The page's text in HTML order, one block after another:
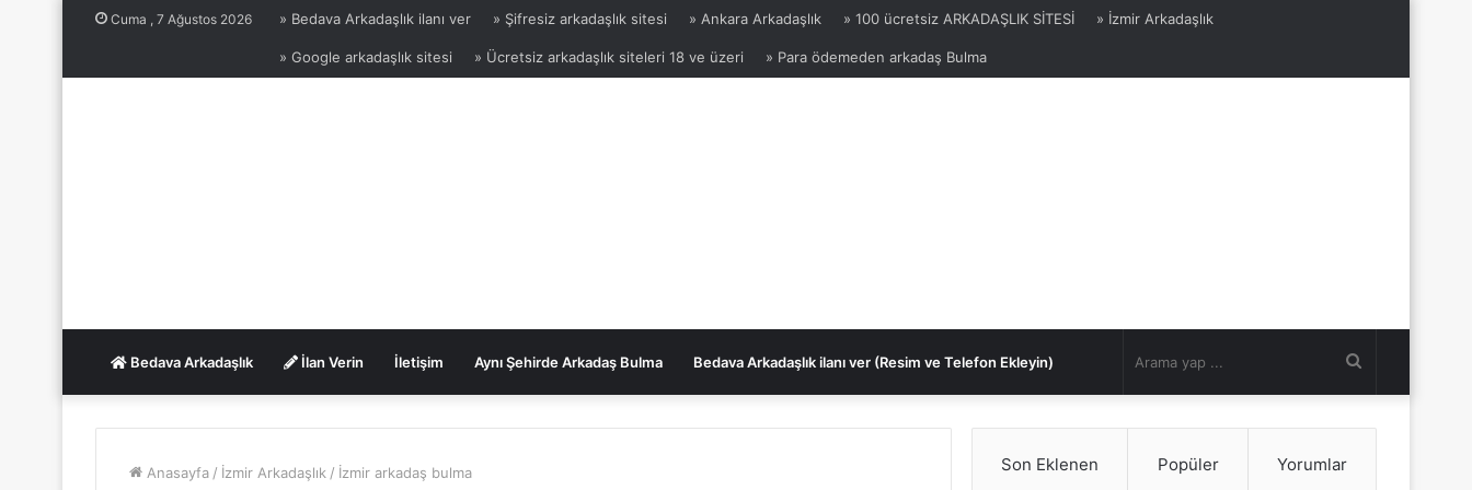
Cuma , 7 Ağustos 2026 » Bedava Arkadaşlık ilanı ver » Şifresiz arkadaşlık sitesi » Ankara Arkadaşlık » 100 ücretsiz ARKADAŞLIK SİTESİ » İzmir Arkadaşlık
» Google arkadaşlık sitesi » Ücretsiz arkadaşlık siteleri 18 ve üzeri » Para ödemeden arkadaş Bulma
Bedava Arkadaşlık İlan Verin İletişim Aynı Şehirde Arkadaş Bulma Bedava Arkadaşlık ilanı ver (Resim ve Telefon Ekleyin)
yap
Anasayfa / İzmir Arkadaşlık / İzmir arkadaş bulma Son Eklenen Popüler Yorumlar